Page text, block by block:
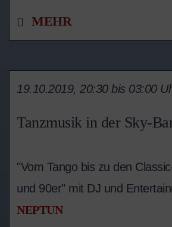
MEHR
Tanzmusik in der Sky-
19.10.2019, 20:30 bis 03:00
"Vom Tango bis zu den
und 90er" mit DJ und
NEPTUN